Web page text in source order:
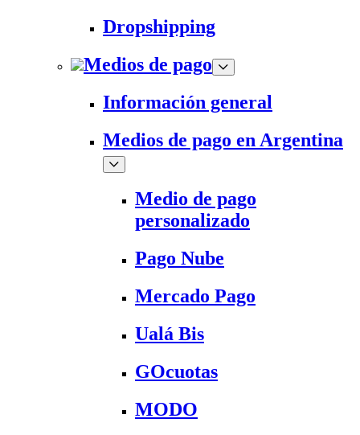
Dropshipping
Medios de pago
Información general
Medios de pago en Argentina
Medio de pago
personalizado
Pago Nube
Mercado Pago
Ualá Bis
GOcuotas
MODO